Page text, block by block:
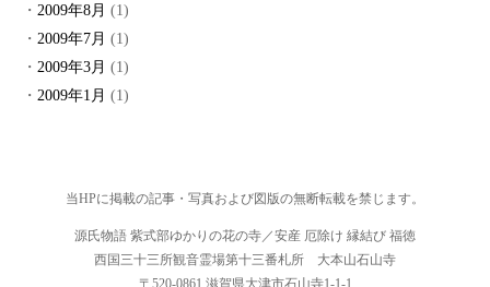
2009年8月 (1)
2009年7月 (1)
2009年3月 (1)
2009年1月 (1)
当HPに掲載の記事・写真および図版の無断転載を禁じます。
源氏物語 紫式部ゆかりの花の寺／安産 厄除け 縁結び 福徳
西国三十三所観音霊場第十三番札所 大本山石山寺
〒520-0861 滋賀県大津市石山寺1-1-1